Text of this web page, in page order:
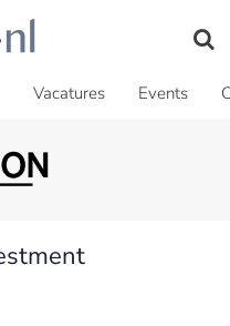
Vacatures Events